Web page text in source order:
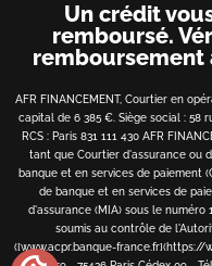
Un crédit
remboursé.
remboursement
AFR FINANCEMENT, Courtier en
capital de 6 385 €. Siège social : 58
RCS : Paris 831 111 430 AFR
tant que Courtier d'assurance ou
banque et en services de paiement
de banque et en services de
d'assurance (MIA) sous le numéro
soumis au contrôle de
([www.acpr.banque-france.fr](https://